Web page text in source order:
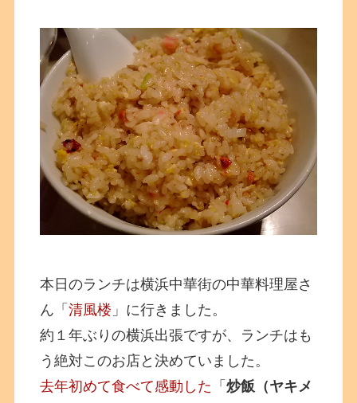
本日のランチは横浜中華街の中華料理屋さ
ん「清風楼 」に行きました。
約１年ぶりの横浜出張ですが、ランチはも
う絶対このお店と決めていました。
去年初めて食べて感動した 「炒飯（ヤキメ